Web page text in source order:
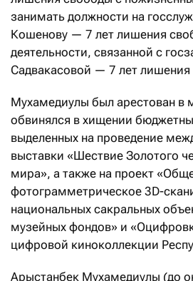
занимать должности на
Кошенову — 7 лет лишения
деятельности, связанной с
Садвакасовой — 7 лет
Мухамедиулы был арестован в
обвинялся в хищении
выделенных на проведение
выставки «Шествие Золотого
мира», а также на проект
фотограмметрическое 3D-
национальных сакральных
музейных фондов» и
цифровой киноколлекции
Арыстанбек Мухамедиулы (до